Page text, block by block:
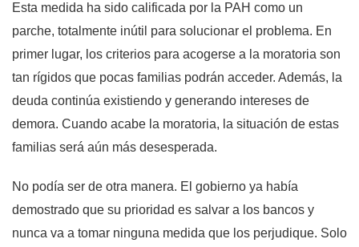
Esta medida ha sido calificada por la PAH como un
parche, totalmente inútil para solucionar el problema. En
primer lugar, los criterios para acogerse a la moratoria son
tan rígidos que pocas familias podrán acceder. Además, la
deuda continúa existiendo y generando intereses de
demora. Cuando acabe la moratoria, la situación de estas
familias será aún más desesperada.
No podía ser de otra manera. El gobierno ya había
demostrado que su prioridad es salvar a los bancos y
nunca va a tomar ninguna medida que los perjudique. Solo